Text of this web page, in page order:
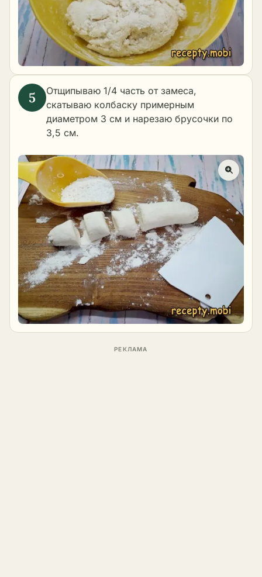
Отщипываю 1/4 часть от замеса,
скатываю колбаску примерным
диаметром 3 см и нарезаю брусочки по
3,5 см.